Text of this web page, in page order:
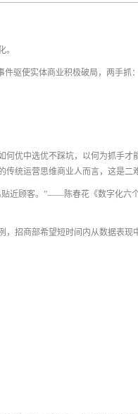
。
件驱使实体商业积极破局，两手抓
何优中选优不踩坑，以何为抓手才
统运营思维商业人而言，这是二
贴近顾客。”——陈春花《数字化六
招商部希望短时间内从数据表现